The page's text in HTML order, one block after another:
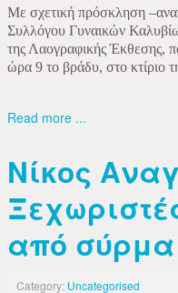
Με σχετική πρόσκληση
Συλλόγου Γυναικών
της Λαογραφικής Έκθεσης,
ώρα 9 το βράδυ, στο κτίριο
Read more ...
Νίκος
από σύρμα
Category: Uncategorised